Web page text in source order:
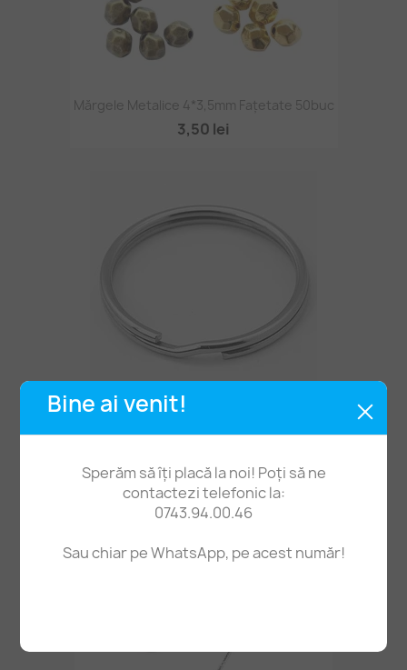
Bine ai venit!
Sperăm să îți placă la noi! Poți să ne
contactezi telefonic la:
0743.94.00.46
Sau chiar pe WhatsApp, pe acest număr!
Mărgele Metalice 4*3,5mm Fațetate 50buc
3,50 lei